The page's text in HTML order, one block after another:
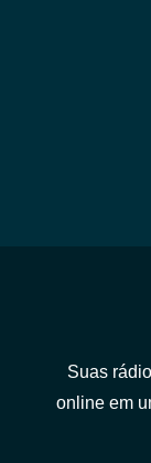
Suas
online em